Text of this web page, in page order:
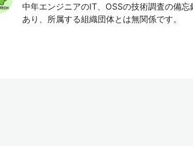
中年エンジニアのIT、OSSの技術調査の備
あり、所属する組織団体とは無関係です。